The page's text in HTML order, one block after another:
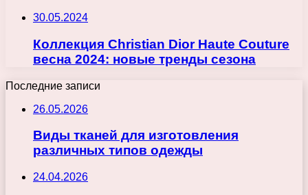
30.05.2024
Коллекция Christian Dior Haute Couture
весна 2024: новые тренды сезона
Последние записи
26.05.2026
Виды тканей для изготовления
различных типов одежды
24.04.2026